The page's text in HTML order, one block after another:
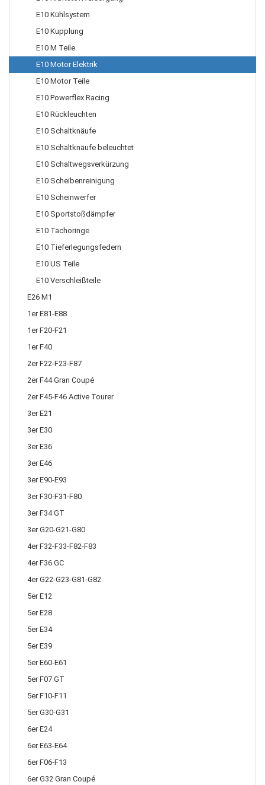
E10 Kühlsystem
E10 Kupplung
E10 M Teile
E10 Motor Elektrik
E10 Motor Teile
E10 Powerflex Racing
E10 Rückleuchten
E10 Schaltknäufe
E10 Schaltknäufe beleuchtet
E10 Schaltwegsverkürzung
E10 Scheibenreinigung
E10 Scheinwerfer
E10 Sportstoßdämpfer
E10 Tachoringe
E10 Tieferlegungsfedern
E10 US Teile
E10 Verschleißteile
E26 M1
1er E81-E88
1er F20-F21
1er F40
2er F22-F23-F87
2er F44 Gran Coupé
2er F45-F46 Active Tourer
3er E21
3er E30
3er E36
3er E46
3er E90-E93
3er F30-F31-F80
3er F34 GT
3er G20-G21-G80
4er F32-F33-F82-F83
4er F36 GC
4er G22-G23-G81-G82
5er E12
5er E28
5er E34
5er E39
5er E60-E61
5er F07 GT
5er F10-F11
5er G30-G31
6er E24
6er E63-E64
6er F06-F13
6er G32 Gran Coupé